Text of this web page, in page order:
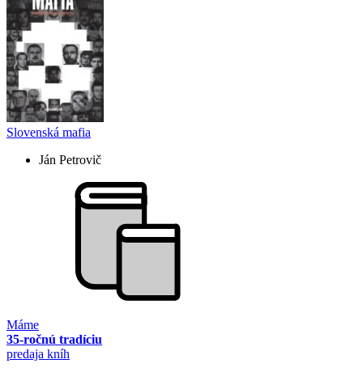
Slovenská mafia
Ján Petrovič
Máme
35-ročnú tradíciu
predaja kníh